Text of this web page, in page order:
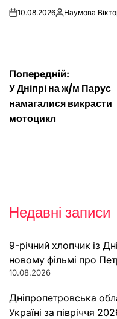
on10.08.2026Опубліковано
Наумова
Навігація
записів
Попередній:
У Дніпрі на ж/м Парус
намагалися викрасти
мотоцикл
Недавні записи
9-річний хлопчик із
новому фільмі про
10.08.2026
Дніпропетровська
Україні за півріччя